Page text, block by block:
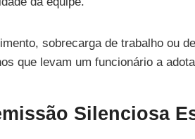
sobrecarga de trabalho ou
que levam um funcionário a
Silenciosa